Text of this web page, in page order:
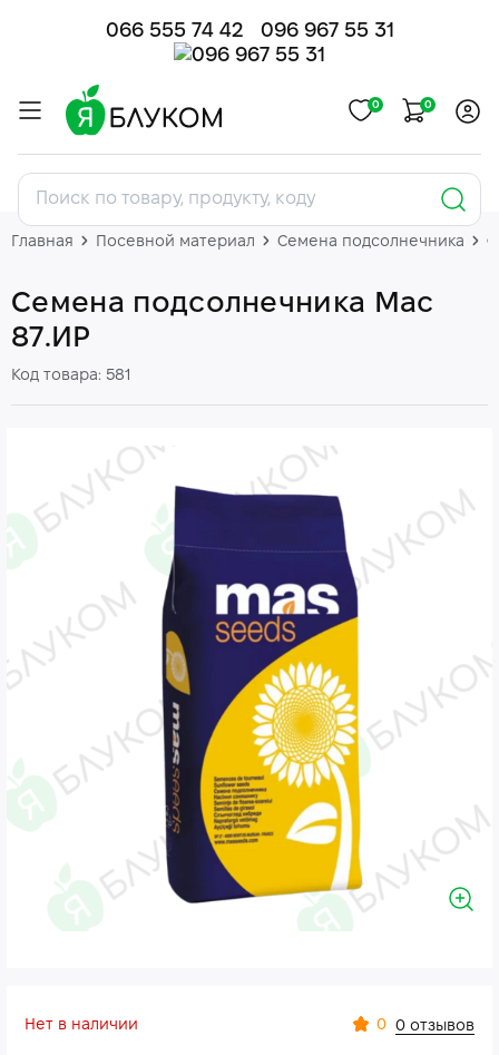
066 555 74 42 096 967 55 31
0 0
Главная Посевной материал Семена подсолнечника
Семена подсолнечника Мас
87.ИР
Код товара: 581
Нет в наличии 0 0 отзывов